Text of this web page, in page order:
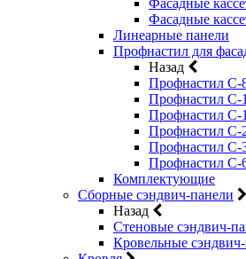
Фасадные
Фасадные
Линеарные панели
Профнастил для
Назад
Профнастил С-
Профнастил С-
Профнастил С-
Профнастил С-
Профнастил С-
Профнастил С-
Комплектующие
Сборные сэндвич-панели
Назад
Стеновые сэндвич-
Кровельные